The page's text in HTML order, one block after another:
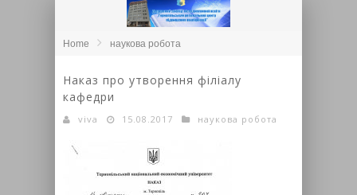
Home наукова робота
Наказ про утворення філіалу
кафедри
viva 15.08.2017 наукова робота